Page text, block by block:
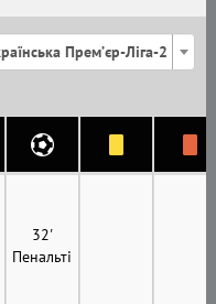
Премʼєр-Ліга-2
32'
Пенальті